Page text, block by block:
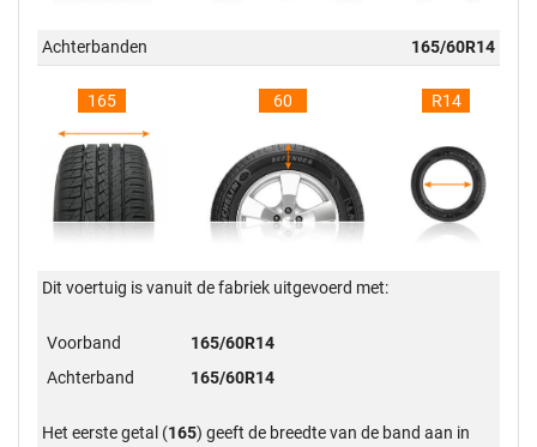
Achterbanden 165/60R14
165 60 R14
Dit voertuig is vanuit de fabriek uitgevoerd met:
Voorband
165/60R14
Achterband
165/60R14
Het eerste getal (165) geeft de breedte van de band aan in